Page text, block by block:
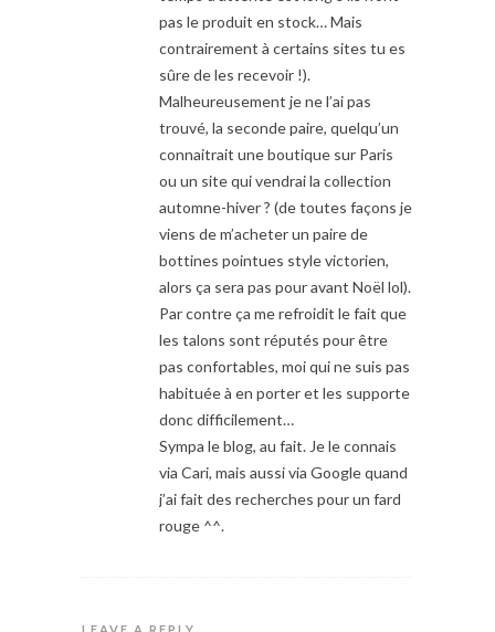
pas le produit en stock… Mais
contrairement à certains sites tu es
sûre de les recevoir !).
Malheureusement je ne l’ai pas
trouvé, la seconde paire, quelqu’un
connaitrait une boutique sur Paris
ou un site qui vendrai la collection
automne-hiver ? (de toutes façons je
viens de m’acheter un paire de
bottines pointues style victorien,
alors ça sera pas pour avant Noël lol).
Par contre ça me refroidit le fait que
les talons sont réputés pour être
pas confortables, moi qui ne suis pas
habituée à en porter et les supporte
donc difficilement…
Sympa le blog, au fait. Je le connais
via Cari, mais aussi via Google quand
j’ai fait des recherches pour un fard
rouge ^^.